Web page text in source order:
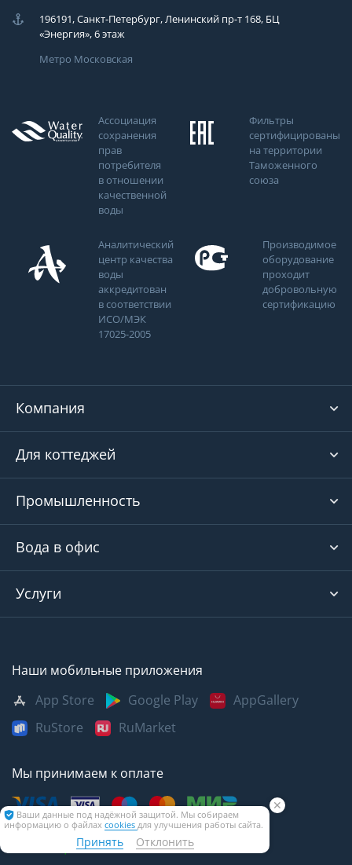
196191, Санкт-Петербург, Ленинский пр-т 168, БЦ
«Энергия», 6 этаж
Метро Московская
Ассоциация
сохранения
прав
потребителя
в отношении
качественной
воды
Фильтры
сертифицированы
на территории
Таможенного
союза
Аналитический
центр качества
воды
аккредитован
в соответствии
ИСО/МЭК
17025-2005
Производимое
оборудование
проходит
добровольную
сертификацию
Компания
Для коттеджей
Промышленность
Вода в офис
Услуги
Наши мобильные приложения
App Store
Google Play
AppGallery
RuStore
RuMarket
Мы принимаем к оплате
Ваши данные под надёжной защитой. Мы собираем
информацию о файлах cookies для улучшения работы сайта.
Принять Отклонить
✕